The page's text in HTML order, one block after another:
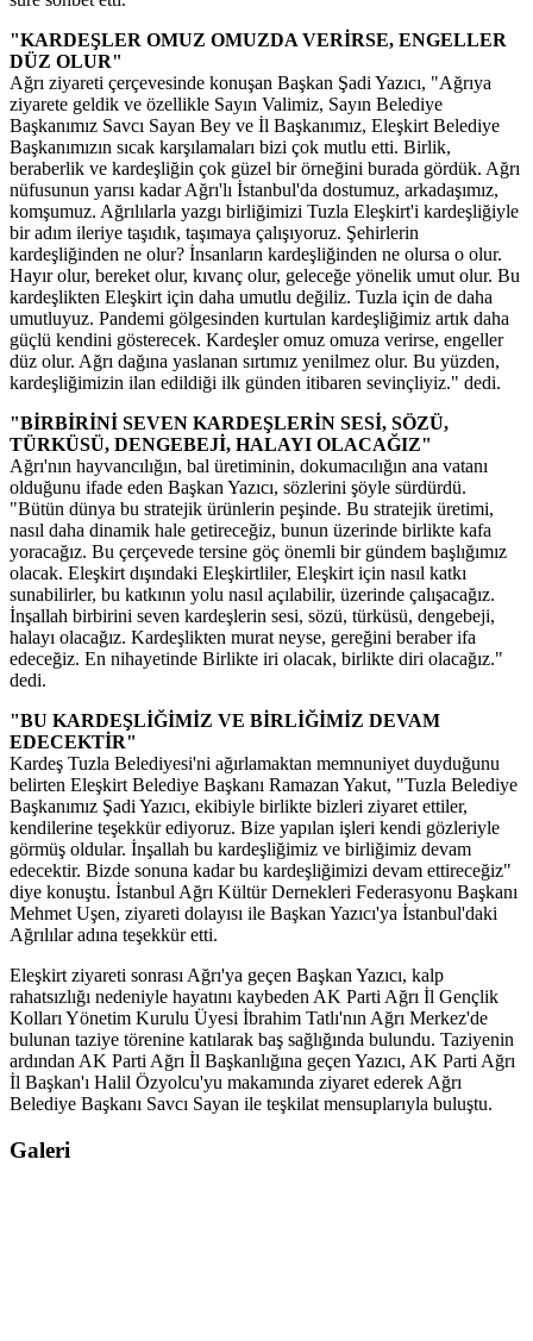
"KARDEŞLER OMUZ OMUZDA VERİRSE, ENGELLER
DÜZ OLUR"
Ağrı ziyareti çerçevesinde konuşan Başkan Şadi Yazıcı, "Ağrıya
ziyarete geldik ve özellikle Sayın Valimiz, Sayın Belediye
Başkanımız Savcı Sayan Bey ve İl Başkanımız, Eleşkirt Belediye
Başkanımızın sıcak karşılamaları bizi çok mutlu etti. Birlik,
beraberlik ve kardeşliğin çok güzel bir örneğini burada gördük. Ağrı
nüfusunun yarısı kadar Ağrı'lı İstanbul'da dostumuz, arkadaşımız,
komşumuz. Ağrılılarla yazgı birliğimizi Tuzla Eleşkirt'i kardeşliğiyle
bir adım ileriye taşıdık, taşımaya çalışıyoruz. Şehirlerin
kardeşliğinden ne olur? İnsanların kardeşliğinden ne olursa o olur.
Hayır olur, bereket olur, kıvanç olur, geleceğe yönelik umut olur. Bu
kardeşlikten Eleşkirt için daha umutlu değiliz. Tuzla için de daha
umutluyuz. Pandemi gölgesinden kurtulan kardeşliğimiz artık daha
güçlü kendini gösterecek. Kardeşler omuz omuza verirse, engeller
düz olur. Ağrı dağına yaslanan sırtımız yenilmez olur. Bu yüzden,
kardeşliğimizin ilan edildiği ilk günden itibaren sevinçliyiz." dedi.
"BİRBİRİNİ SEVEN KARDEŞLERİN SESİ, SÖZÜ,
TÜRKÜSÜ, DENGEBEJİ, HALAYI OLACAĞIZ"
Ağrı'nın hayvancılığın, bal üretiminin, dokumacılığın ana vatanı
olduğunu ifade eden Başkan Yazıcı, sözlerini şöyle sürdürdü.
"Bütün dünya bu stratejik ürünlerin peşinde. Bu stratejik üretimi,
nasıl daha dinamik hale getireceğiz, bunun üzerinde birlikte kafa
yoracağız. Bu çerçevede tersine göç önemli bir gündem başlığımız
olacak. Eleşkirt dışındaki Eleşkirtliler, Eleşkirt için nasıl katkı
sunabilirler, bu katkının yolu nasıl açılabilir, üzerinde çalışacağız.
İnşallah birbirini seven kardeşlerin sesi, sözü, türküsü, dengebeji,
halayı olacağız. Kardeşlikten murat neyse, gereğini beraber ifa
edeceğiz. En nihayetinde Birlikte iri olacak, birlikte diri olacağız."
dedi.
"BU KARDEŞLİĞİMİZ VE BİRLİĞİMİZ DEVAM
EDECEKTİR"
Kardeş Tuzla Belediyesi'ni ağırlamaktan memnuniyet duyduğunu
belirten Eleşkirt Belediye Başkanı Ramazan Yakut, "Tuzla Belediye
Başkanımız Şadi Yazıcı, ekibiyle birlikte bizleri ziyaret ettiler,
kendilerine teşekkür ediyoruz. Bize yapılan işleri kendi gözleriyle
görmüş oldular. İnşallah bu kardeşliğimiz ve birliğimiz devam
edecektir. Bizde sonuna kadar bu kardeşliğimizi devam ettireceğiz"
diye konuştu. İstanbul Ağrı Kültür Dernekleri Federasyonu Başkanı
Mehmet Uşen, ziyareti dolayısı ile Başkan Yazıcı'ya İstanbul'daki
Ağrılılar adına teşekkür etti.
Eleşkirt ziyareti sonrası Ağrı'ya geçen Başkan Yazıcı, kalp
rahatsızlığı nedeniyle hayatını kaybeden AK Parti Ağrı İl Gençlik
Kolları Yönetim Kurulu Üyesi İbrahim Tatlı'nın Ağrı Merkez'de
bulunan taziye törenine katılarak baş sağlığında bulundu. Taziyenin
ardından AK Parti Ağrı İl Başkanlığına geçen Yazıcı, AK Parti Ağrı
İl Başkan'ı Halil Özyolcu'yu makamında ziyaret ederek Ağrı
Belediye Başkanı Savcı Sayan ile teşkilat mensuplarıyla buluştu.
Galeri